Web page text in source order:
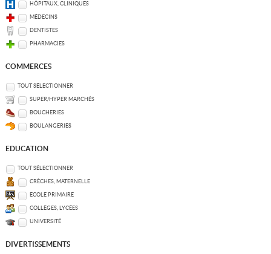
HÔPITAUX, CLINIQUES
MÉDECINS
DENTISTES
PHARMACIES
COMMERCES
TOUT SÉLECTIONNER
SUPER/HYPER MARCHÉS
BOUCHERIES
BOULANGERIES
EDUCATION
TOUT SÉLECTIONNER
CRÈCHES, MATERNELLE
ECOLE PRIMAIRE
COLLÈGES, LYCÉES
UNIVERSITÉ
DIVERTISSEMENTS